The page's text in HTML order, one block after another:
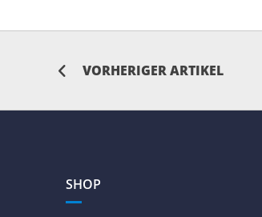
VORHERIGER ARTIKEL
SHOP